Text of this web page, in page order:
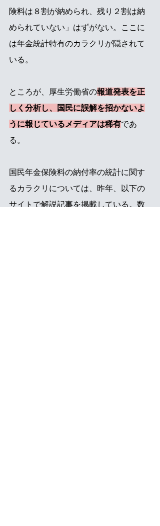
険料は８割が納められ、残り２割は納
められていない」はずがない。ここに
は年金統計特有のカラクリが隠されて
いる。
ところが、厚生労働省の報道発表を正
しく分析し、国民に誤解を招かないよ
うに報じているメディアは稀有であ
る。
国民年金保険料の納付率の統計に関す
るカラクリについては、昨年、以下の
サイトで解説記事を掲載している。数